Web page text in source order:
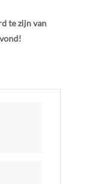
te zijn van